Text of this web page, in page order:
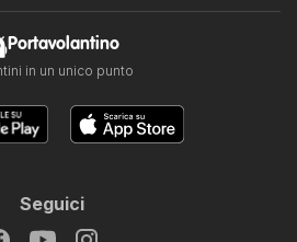
Portavolantino
in un unico punto
Seguici